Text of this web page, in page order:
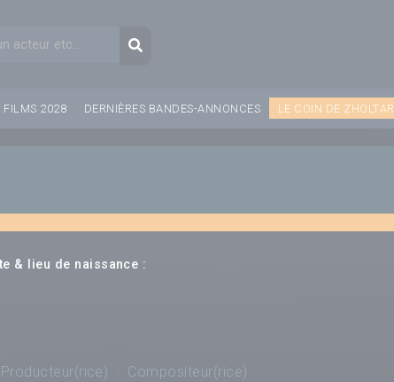
rechercheRecherche
FILMS 2028 DERNIÈRES BANDES-ANNONCES LE COIN DE ZHOLTAR
& lieu de naissance :
Producteur(rice) Compositeur(rice)